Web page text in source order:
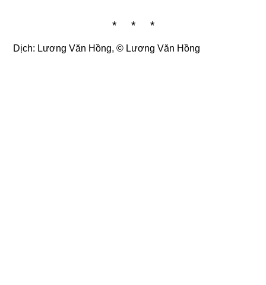
* * *
Dịch: Lương Văn Hồng, © Lương Văn Hồng